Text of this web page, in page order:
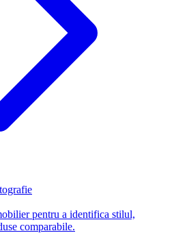
pentru a identifica stilul,
comparabile.